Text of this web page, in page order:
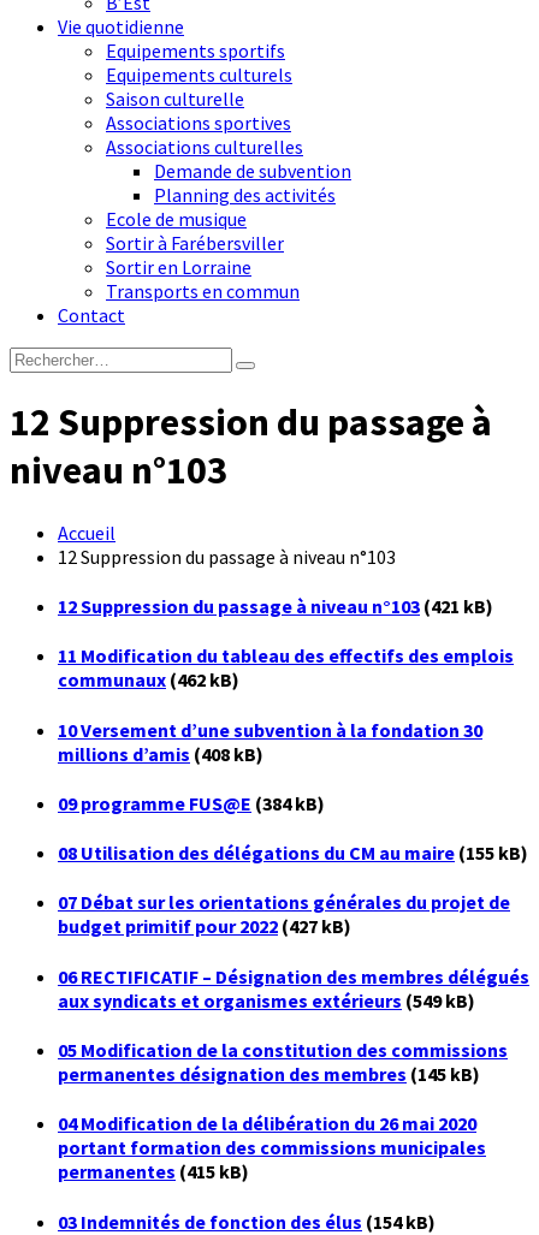
Vie quotidienne
Equipements sportifs
Equipements culturels
Saison culturelle
Associations sportives
Associations culturelles
Demande de subvention
Planning des activités
Ecole de musique
Sortir à Farébersviller
Sortir en Lorraine
Transports en commun
Contact
12 Suppression du passage à
niveau n°103
Accueil
12 Suppression du passage à niveau n°103
12 Suppression du passage à niveau n°103 (421 kB)
11 Modification du tableau des effectifs des emplois
communaux (462 kB)
10 Versement d’une subvention à la fondation 30
millions d’amis (408 kB)
09 programme FUS@E (384 kB)
08 Utilisation des délégations du CM au maire (155 kB)
07 Débat sur les orientations générales du projet de
budget primitif pour 2022 (427 kB)
06 RECTIFICATIF – Désignation des membres délégués
aux syndicats et organismes extérieurs (549 kB)
05 Modification de la constitution des commissions
permanentes désignation des membres (145 kB)
04 Modification de la délibération du 26 mai 2020
portant formation des commissions municipales
permanentes (415 kB)
03 Indemnités de fonction des élus (154 kB)